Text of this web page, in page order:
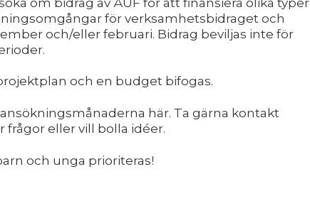
för verksamhetsbidraget och
och/eller februari. Bidrag beviljas inte för
och en budget bifogas.
här. Ta gärna kontakt
eller vill bolla idéer.
och unga prioriteras!